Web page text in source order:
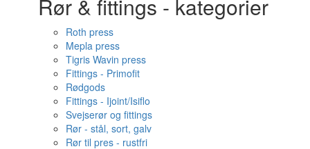
Rør & fittings - kategorier
Roth press
Mepla press
Tigris Wavin press
Fittings - Primofit
Rødgods
Fittings - Ijoint/Isiflo
Svejserør og fittings
Rør - stål, sort, galv
Rør til pres - rustfri